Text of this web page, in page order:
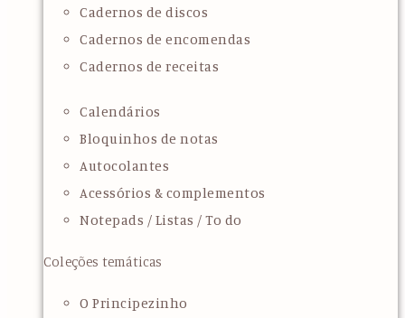
Cadernos de discos
Cadernos de encomendas
Cadernos de receitas
Calendários
Bloquinhos de notas
Autocolantes
Acessórios & complementos
Notepads / Listas / To do
Coleções temáticas
O Principezinho